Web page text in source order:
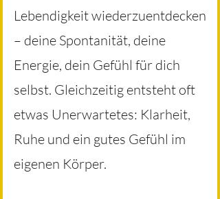
Lebendigkeit wiederzuentdecken
– deine Spontanität, deine
Energie, dein Gefühl für dich
selbst. Gleichzeitig entsteht oft
etwas Unerwartetes: Klarheit,
Ruhe und ein gutes Gefühl im
eigenen Körper.